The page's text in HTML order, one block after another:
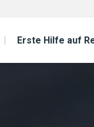
Erste Hilfe auf